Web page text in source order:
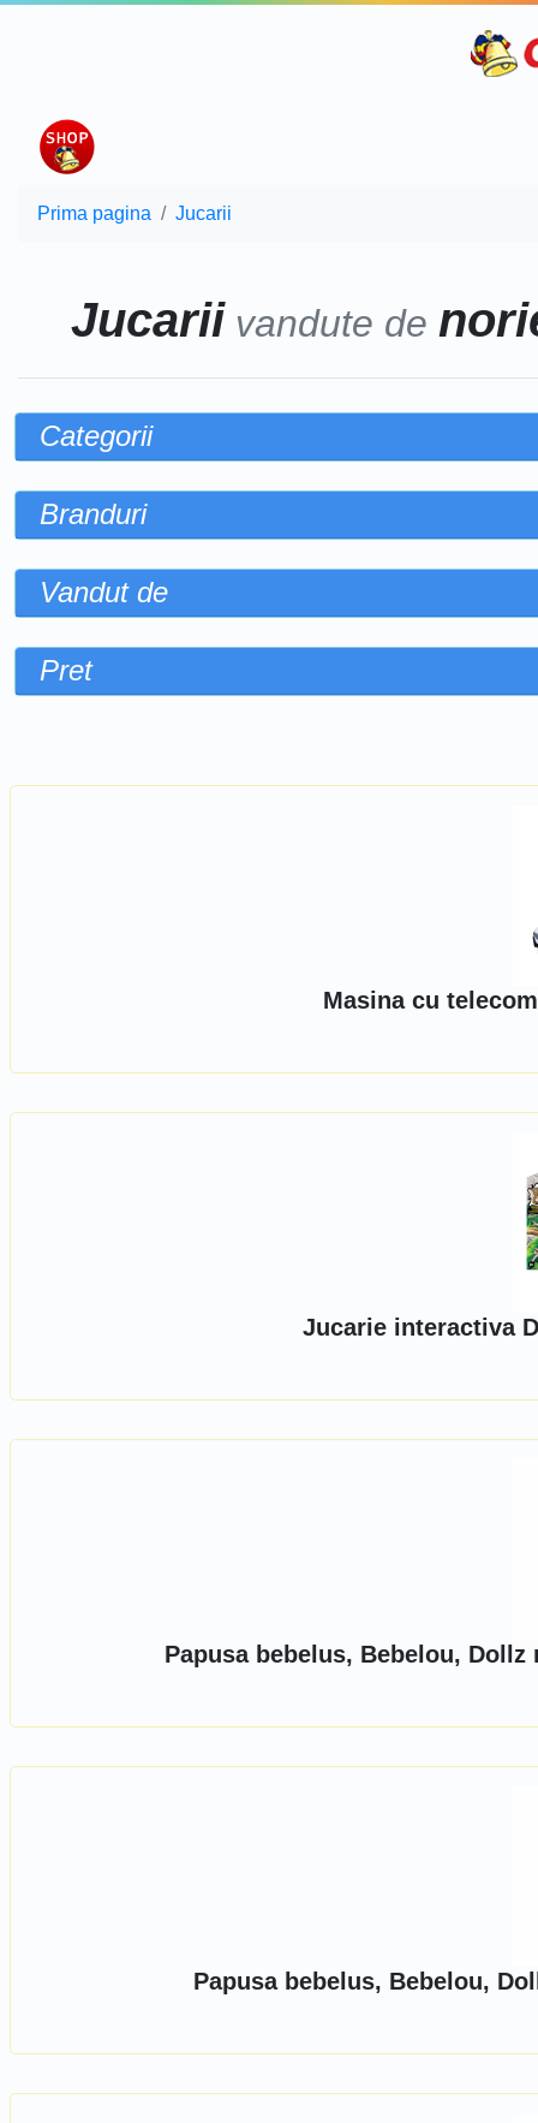
Prima pagina Jucarii
Jucariivandute de
Categorii
Branduri
Vandut de
Pret
Masina cu
Jucarie interactiva
Papusa bebelus, Bebelou,
Papusa bebelus, Bebelou,